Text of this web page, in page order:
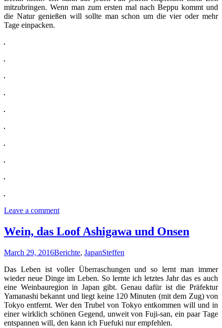
mitzubringen. Wenn man zum ersten mal nach Beppu kommt und
die Natur genießen will sollte man schon um die vier oder mehr
Tage einpacken.
Leave a comment
Wein, das Loof Ashigawa und Onsen
March 29, 2016Berichte, JapanSteffen
Das Leben ist voller Überraschungen und so lernt man immer
wieder neue Dinge im Leben. So lernte ich letztes Jahr das es auch
eine Weinbauregion in Japan gibt. Genau dafür ist die Präfektur
Yamanashi bekannt und liegt keine 120 Minuten (mit dem Zug) von
Tokyo entfernt. Wer den Trubel von Tokyo entkommen will und in
einer wirklich schönen Gegend, unweit von Fuji-san, ein paar Tage
entspannen will, den kann ich Fuefuki nur empfehlen.